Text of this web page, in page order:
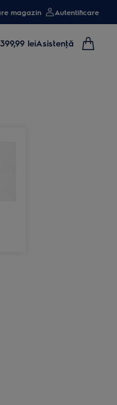
magazin Autentificare
leiAsistenţă